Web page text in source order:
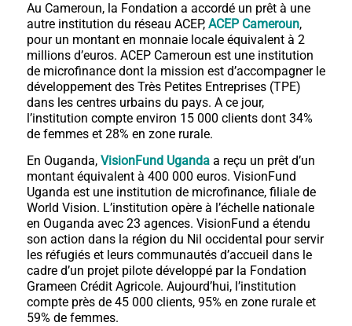
Au Cameroun, la Fondation a accordé un prêt à une
autre institution du réseau ACEP, ACEP Cameroun,
pour un montant en monnaie locale équivalent à 2
millions d’euros. ACEP Cameroun est une institution
de microfinance dont la mission est d’accompagner le
développement des Très Petites Entreprises (TPE)
dans les centres urbains du pays. A ce jour,
l’institution compte environ 15 000 clients dont 34%
de femmes et 28% en zone rurale.
En Ouganda, VisionFund Ugandaa reçu un prêt d’un
montant équivalent à 400 000 euros. VisionFund
Uganda est une institution de microfinance, filiale de
World Vision. L’institution opère à l’échelle nationale
en Ouganda avec 23 agences. VisionFund a étendu
son action dans la région du Nil occidental pour servir
les réfugiés et leurs communautés d’accueil dans le
cadre d’un projet pilote développé par la Fondation
Grameen Crédit Agricole. Aujourd’hui, l’institution
compte près de 45 000 clients, 95% en zone rurale et
59% de femmes.